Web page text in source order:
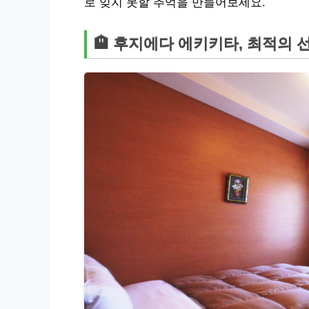
🏨 후지에다 에키키타, 최적의